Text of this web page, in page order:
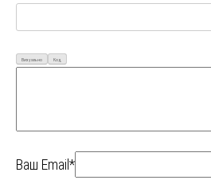
Визуально Код
Ваш Email*